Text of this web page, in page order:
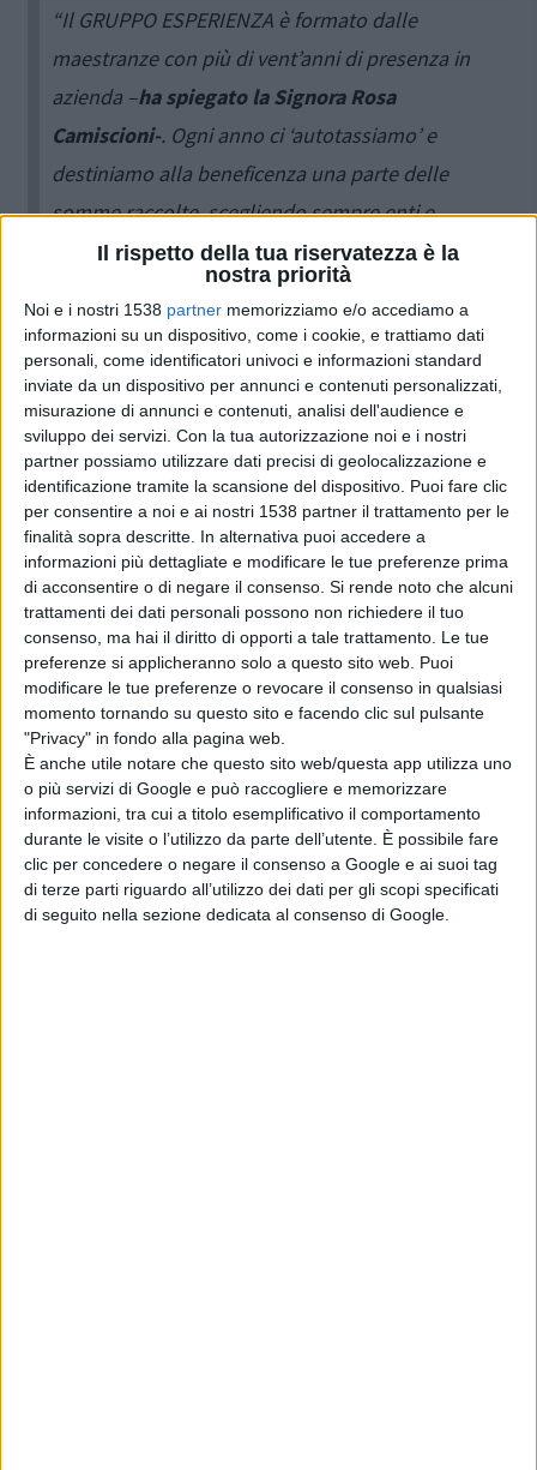
Il rispetto della tua riservatezza è la
nostra priorità
Noi e i nostri 1538 partner memorizziamo e/o accediamo a
informazioni su un dispositivo, come i cookie, e trattiamo dati
personali, come identificatori univoci e informazioni standard
inviate da un dispositivo per annunci e contenuti personalizzati,
misurazione di annunci e contenuti, analisi dell'audience e
sviluppo dei servizi. Con la tua autorizzazione noi e i nostri
partner possiamo utilizzare dati precisi di geolocalizzazione e
identificazione tramite la scansione del dispositivo. Puoi fare clic
per consentire a noi e ai nostri 1538 partner il trattamento per le
finalità sopra descritte. In alternativa puoi accedere a
informazioni più dettagliate e modificare le tue preferenze prima
di acconsentire o di negare il consenso. Si rende noto che alcuni
trattamenti dei dati personali possono non richiedere il tuo
consenso, ma hai il diritto di opporti a tale trattamento. Le tue
preferenze si applicheranno solo a questo sito web. Puoi
modificare le tue preferenze o revocare il consenso in qualsiasi
momento tornando su questo sito e facendo clic sul pulsante
"Privacy" in fondo alla pagina web.
È anche utile notare che questo sito web/questa app utilizza uno
o più servizi di Google e può raccogliere e memorizzare
informazioni, tra cui a titolo esemplificativo il comportamento
durante le visite o l’utilizzo da parte dell’utente. È possibile fare
clic per concedere o negare il consenso a Google e ai suoi tag
di terze parti riguardo all’utilizzo dei dati per gli scopi specificati
di seguito nella sezione dedicata al consenso di Google.
“Il GRUPPO ESPERIENZA è formato dalle
maestranze con più di vent’anni di presenza in
azienda –ha spiegato la Signora Rosa
Camiscioni-. Ogni anno ci ‘autotassiamo’ e
destiniamo alla beneficenza una parte delle
somme raccolte, scegliendo sempre enti e
progetti caratterizzati dalla massima
trasparenza. Quest’anno, dopo aver assistito il 25
settembre alla presentazione ufficiale della
Pescara Cell Factory Foundation, abbiamo deciso
di devolvere il nostro contributo agli importanti
progetti che sono stati illustrati sul palcoscenico
del Teatro Massimo da medici e ricercatori. Ci
auguriamo, in futuro, di poter dare ancora il
nostro sostegno alla ricerca scientifica aiutando
la Fondazione”.
In segno di ringraziamento e di stima, stamani è
stata conferita una targa ricordo al Gruppo
Esperienza, in persona della signora Rosa
Camiscioni. La consegna è avvenuta presso il
Centro Trasfusionale dell’Ospedale di Pescara,
alla presenza del Presidente della PCFF Onlus
Mario Di Giulio e delle componenti del Comitato
Scientifico Patrizia Accorsi, Direttore UOC